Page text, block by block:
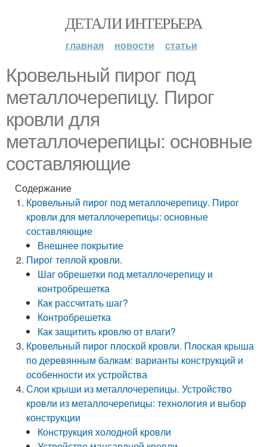
ДЕТАЛИ ИНТЕРЬЕРА
главная новости статьи
Кровельный пирог под
металлочерепицу. Пирог
кровли для
металлочерепицы: основные
составляющие
Содержание
Кровельный пирог под металлочерепицу. Пирог
кровли для металлочерепицы: основные
составляющие
Внешнее покрытие
Пирог теплой кровли.
Шаг обрешетки под металлочерепицу и
контробрешетка
Как рассчитать шаг?
Контробрешетка
Как защитить кровлю от влаги?
Кровельный пирог плоской кровли. Плоская крыша
по деревянным балкам: варианты конструкций и
особенности их устройства
Слои крыши из металлочерепицы. Устройство
кровли из металлочерепицы: технология и выбор
конструкции
Конструкция холодной кровли